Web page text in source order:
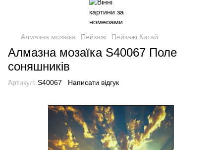
Алмазна мозаїка Пейзажі Пейзажі Китай
Алмазна мозаїка S40067 Поле
соняшників
Артикул: S40067 Написати відгук